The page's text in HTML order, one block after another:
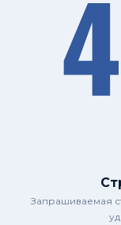
Запрашиваемая